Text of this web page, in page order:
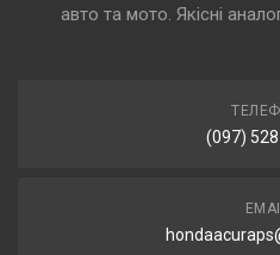
авто та мото. Якісні
(097)